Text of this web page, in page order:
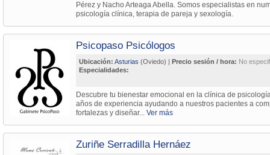
Pérez y Nacho Arteaga Abella. Somos especialistas en
psicología clínica, terapia de pareja y sexología.
Psicopaso Psicólogos
Ubicación: Asturias (Oviedo) | Precio sesión / hora: No
Especialidades:
Descubre tu bienestar emocional en la clínica de
años de experiencia ayudando a nuestros pacientes a
fortalezas y diseñar... Ver más
Zuriñe Serradilla Hernáez